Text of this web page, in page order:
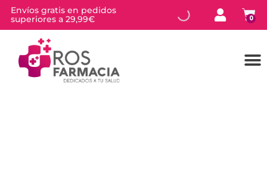
Envíos gratis en pedidos
superiores a 29,99€
0